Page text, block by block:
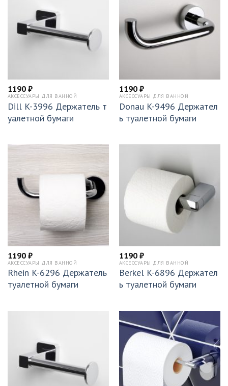
1190 ₽
АКСЕССУАРЫ ДЛЯ ВАННОЙ
Dill K-3996 Держатель т
уалетной бумаги
1190 ₽
АКСЕССУАРЫ ДЛЯ ВАННОЙ
Donau K-9496 Держател
ь туалетной бумаги
1190 ₽
АКСЕССУАРЫ ДЛЯ ВАННОЙ
Rhein K-6296 Держатель
туалетной бумаги
1190 ₽
АКСЕССУАРЫ ДЛЯ ВАННОЙ
Berkel K-6896 Держател
ь туалетной бумаги